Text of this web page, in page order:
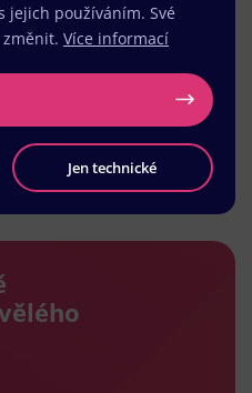
další
jejich používáním. Své
Více informací
Jen technické